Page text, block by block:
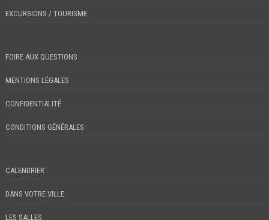
EXCURSIONS / TOURISME
FOIRE AUX QUESTIONS
MENTIONS LÉGALES
CONFIDENTIALITÉ
CONDITIONS GÉNÉRALES
CALENDRIER
DANS VOTRE VILLE
LES SALLES